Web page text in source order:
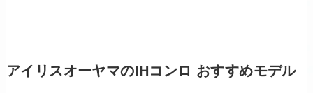
アイリスオーヤマのIHコンロ おすすめモデル